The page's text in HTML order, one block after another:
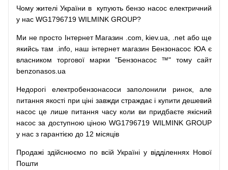
Чому жителі України в купують бензо насос електричний
у нас WG1796719 WILMINK GROUP?
Ми не просто Інтернет Магазин .com kiev.ua .net або ще
якийсь там .info, наш інтернет магазин Бензонасос ЮА є
власником
торгової марки "Бензонасос ™" тому
сайт
benzonasos.ua
Недорогі електробензонасоси заполонили ринок,
але
питання якості при ціні завжди страждає і купити дешевий
насос це лише питання часу коли ви придбаєте якісний
насос за доступною ціною WG1796719 WILMINK GROUP
у нас з гарантією до 12 місяців
Продажі здійснюємо по всій Україні у відділеннях Нової
Пошти